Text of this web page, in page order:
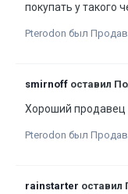
покупать у такого
Pterodon был
smirnoff оставил
Хороший продавец
Pterodon был
rainstarter оставил